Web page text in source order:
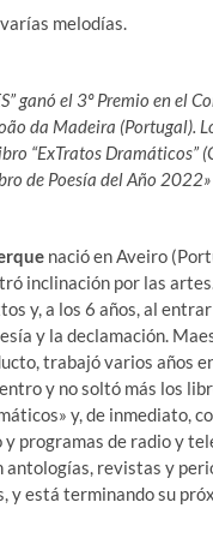
melodías.
ganó el 3º Premio en el
da Madeira (Portugal).
“ExTratos Dramáticos”
de Poesía del Año
nació en Aveiro
inclinación por las
y, a los 6 años, al
y la declamación.
trabajó varios años
y no soltó más los
y, de inmediato,
y programas de radio y
antologías, revistas y
y está terminando su